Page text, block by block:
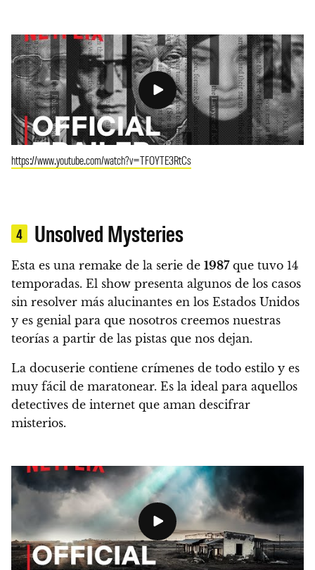
https://www.youtube.com/watch?v=TFOYTE3RtCs
4 Unsolved Mysteries
Esta es una remake de la serie de 1987que tuvo 14
temporadas. El show presenta algunos de los casos
sin resolver más alucinantes en los Estados Unidos
y es genial para que nosotros creemos nuestras
teorías a partir de las pistas que nos dejan.
La docuserie contiene crímenes de todo estilo y es
muy fácil de maratonear. Es la ideal para aquellos
detectives de internet que aman descifrar
misterios.